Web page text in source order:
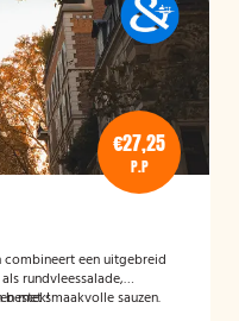
€27,25
P.P
een uitgebreid
rundvleessalade,
met smaakvolle sauzen.
bestek!